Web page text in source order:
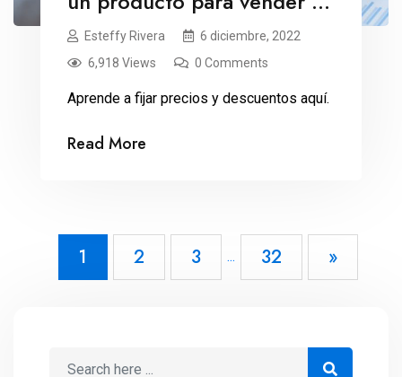
línea
Esteffy Rivera
6 diciembre, 2022
6,918 Views
0 Comments
Aprende a fijar precios y descuentos aquí.
Read More
1 2 3 ... 32 »